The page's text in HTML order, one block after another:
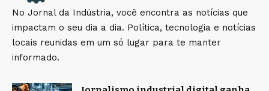
No Jornal da Indústria, você encontra as notícias que
impactam o seu dia a dia. Política, tecnologia e notícias
locais reunidas em um só lugar para te manter
informado.